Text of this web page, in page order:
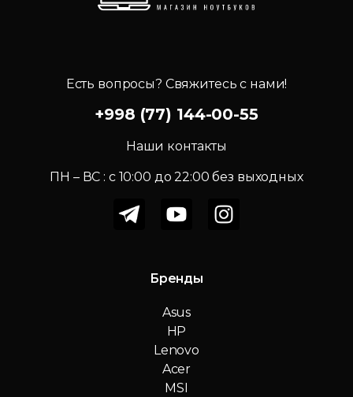
Есть вопросы? Свяжитесь с нами!
+998 (77) 144-00-55
Наши контакты
ПН – ВС : c 10:00 до 22:00 без выходных
Бренды
Asus
HP
Lenovo
Acer
MSI